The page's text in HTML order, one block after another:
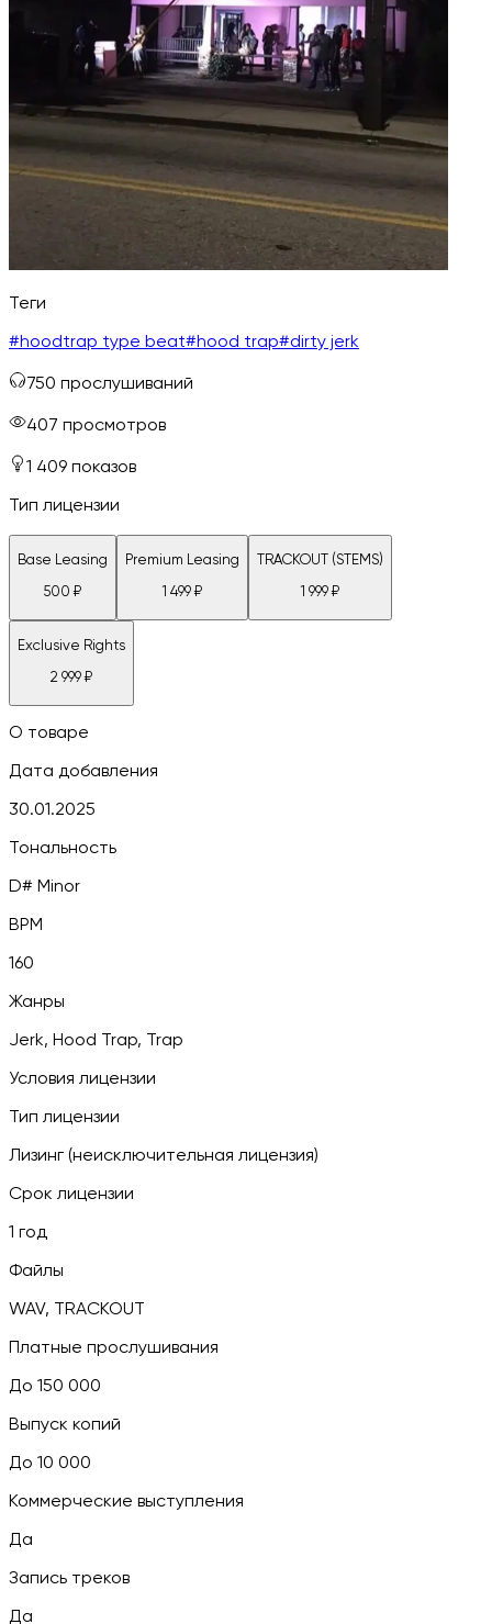
Теги
#hoodtrap type beat#hood trap#dirty jerk
750 прослушиваний
407 просмотров
1 409 показов
Тип лицензии
Base Leasing
500 ₽
Premium Leasing
1 499₽
TRACKOUT (STEMS)
1 999₽
Exclusive Rights
2 999₽
О товаре
Дата добавления
30.01.2025
Тональность
D# Minor
BPM
160
Жанры
Jerk, Hood Trap, Trap
Условия лицензии
Тип лицензии
Лизинг (неисключительная лицензия)
Срок лицензии
1 год
Файлы
WAV, TRACKOUT
Платные прослушивания
До 150 000
Выпуск копий
До 10 000
Коммерческие выступления
Да
Запись треков
Да